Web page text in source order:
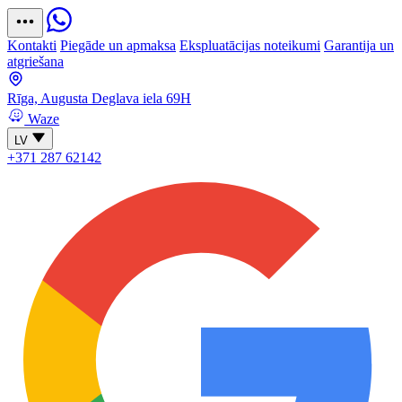
Kontakti Piegāde un apmaksa Ekspluatācijas noteikumi Garantija un
atgriešana
Rīga, Augusta Deglava iela 69H
Waze
LV
+371 287 62142